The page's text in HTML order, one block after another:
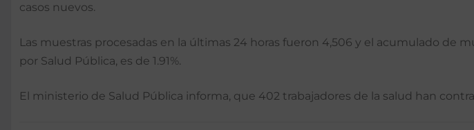
casos nuevos.
Las muestras procesadas en la últimas 24 horas fueron 4,506 y el acumulado de
por Salud Pública, es de 1.91%.
El ministerio de Salud Pública informa, que 402 trabajadores de la salud han